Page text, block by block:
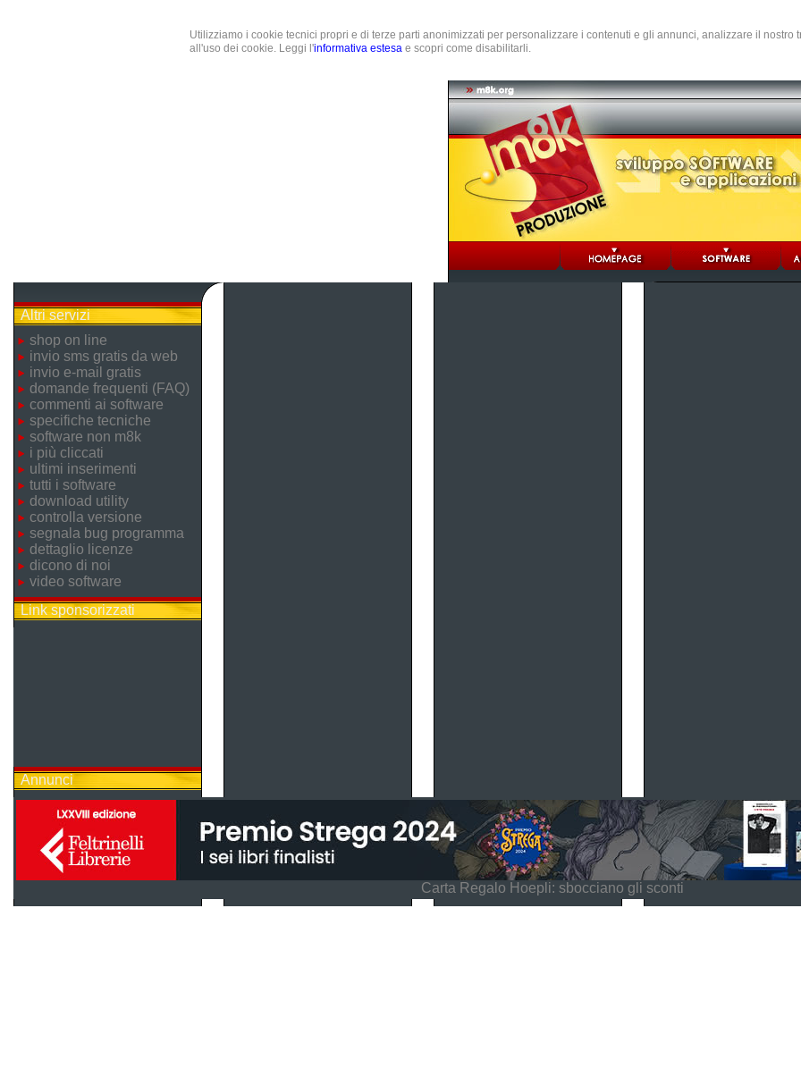
Utilizziamo i cookie tecnici propri e di terze parti anonimizzati per personalizzare i contenuti e gli annunci, analizzare il nostro
all'uso dei cookie. Leggi l'informativa estesa e scopri come disabilitarli.
Altri servizi
shop on line
invio sms gratis da web
invio e-mail gratis
domande frequenti (FAQ)
commenti ai software
specifiche tecniche
software non m8k
i più cliccati
ultimi inserimenti
tutti i software
download utility
controlla versione
segnala bug programma
dettaglio licenze
dicono di noi
video software
Link sponsorizzati
Annunci
Carta Regalo Hoepli: sbocciano gli sconti